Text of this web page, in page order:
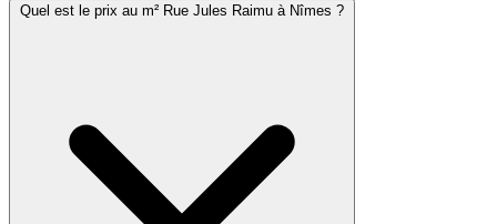
Quel est le prix au m² Rue Jules Raimu à Nîmes ?